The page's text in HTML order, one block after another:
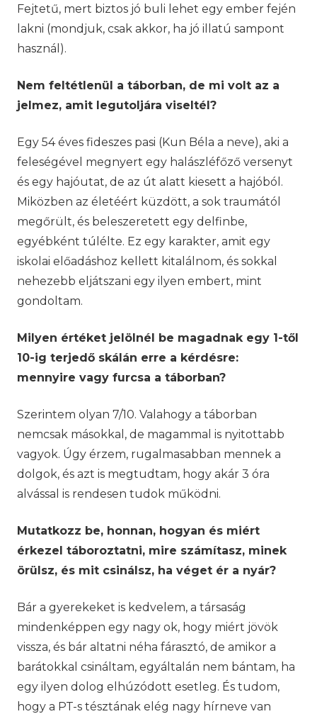
Fejtetű, mert biztos jó buli lehet egy ember fején
lakni (mondjuk, csak akkor, ha jó illatú sampont
használ).
Nem feltétlenül a táborban, de mi volt az a
jelmez, amit legutoljára viseltél?
Egy 54 éves fideszes pasi (Kun Béla a neve), aki a
feleségével megnyert egy halászléfőző versenyt
és egy hajóutat, de az út alatt kiesett a hajóból.
Miközben az életéért küzdött, a sok traumától
megőrült, és beleszeretett egy delfinbe,
egyébként túlélte. Ez egy karakter, amit egy
iskolai előadáshoz kellett kitalálnom, és sokkal
nehezebb eljátszani egy ilyen embert, mint
gondoltam.
Milyen értéket jelölnél be magadnak egy 1-től
10-ig terjedő skálán erre a kérdésre:
mennyire vagy furcsa a táborban?
Szerintem olyan 7/10. Valahogy a táborban
nemcsak másokkal, de magammal is nyitottabb
vagyok. Úgy érzem, rugalmasabban mennek a
dolgok, és azt is megtudtam, hogy akár 3 óra
alvással is rendesen tudok működni.
Mutatkozz be, honnan, hogyan és miért
érkezel táboroztatni, mire számítasz, minek
örülsz, és mit csinálsz, ha véget ér a nyár?
Bár a gyerekeket is kedvelem, a társaság
mindenképpen egy nagy ok, hogy miért jövök
vissza, és bár altatni néha fárasztó, de amikor a
barátokkal csináltam, egyáltalán nem bántam, ha
egy ilyen dolog elhúzódott esetleg. És tudom,
hogy a PT-s tésztának elég nagy hírneve van